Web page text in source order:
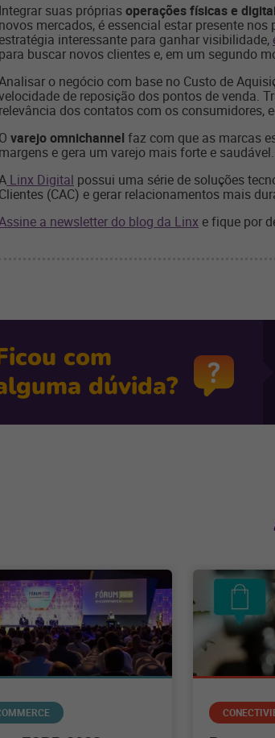
Integrar suas própriasoperações físicas e
novos mercados, é essencial estar presente nos
estratégia interessante para ganhar visibilidade,
para buscar novos clientes e, em um segundo
o negócio com base no Custo de
de reposição dos pontos de venda.
relevância dos contatos com os consumidores,
O varejo omnichannel faz com que as marcas
margens e gera um varejo mais forte e saudável.
Linx Digital possui uma série de soluções
Clientes (CAC) e gerar relacionamentos mais
a newsletter do blog da Linx e fique por
com
dúvida?